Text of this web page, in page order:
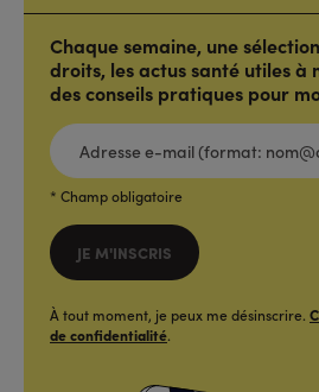
Chaque semaine, une
droits, les actus santé utiles à
des conseils pratiques pour
ADRESSE
E-
MAIL
(FORMAT:
NOM@DOMAINE.COM)*
* Champ obligatoire
JE M'INSCRIS
À tout moment, je peux me désinscrire.
de confidentialité.